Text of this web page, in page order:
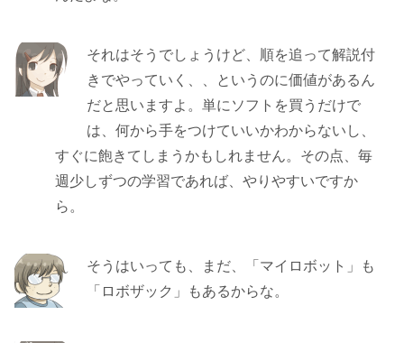
それはそうでしょうけど、順を追って解説付
きでやっていく、、というのに価値があるん
だと思いますよ。単にソフトを買うだけで
は、何から手をつけていいかわからないし、
すぐに飽きてしまうかもしれません。その点、毎
週少しずつの学習であれば、やりやすいですか
ら。
そうはいっても、まだ、「マイロボット」も
「ロボザック」もあるからな。